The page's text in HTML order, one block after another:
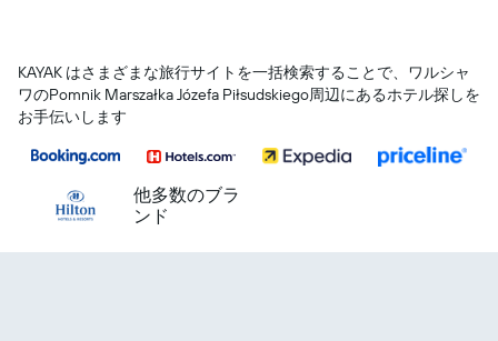
KAYAK はさまざまな旅行サイトを一括検索することで、ワルシャ
ワ​のPomnik Marszałka Józefa Piłsudskiego​周辺にあるホテル探しを
お手伝いします
他多数のブラ
ンド